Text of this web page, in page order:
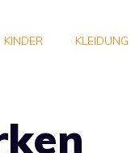
KINDER KLEIDUNG